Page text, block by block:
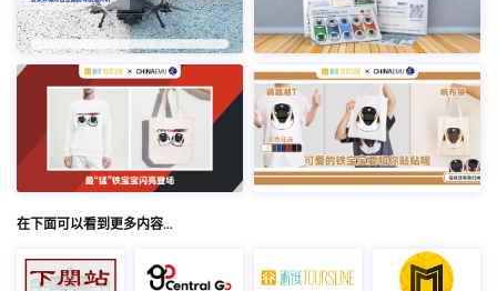
在下面可以看到更多内容…